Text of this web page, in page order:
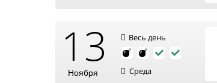
13
Ноября
Весь день
Среда